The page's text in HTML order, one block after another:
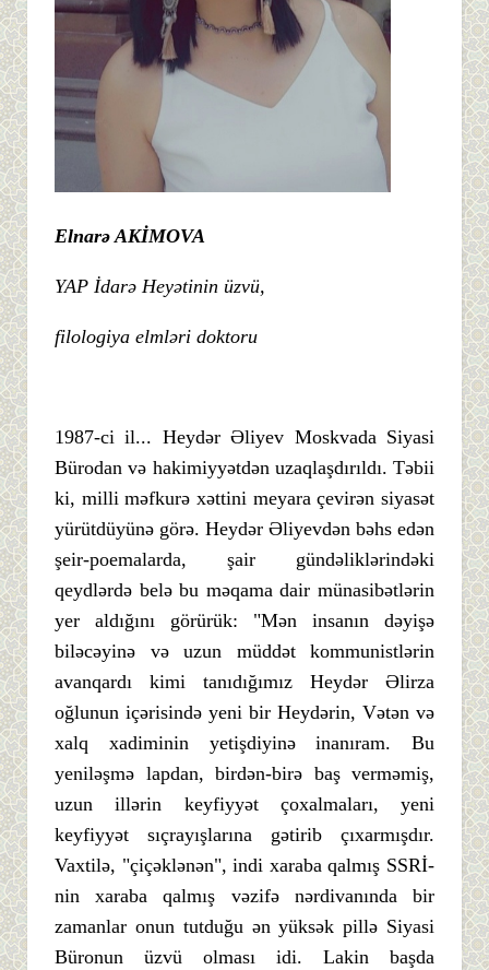
Elnarə AKİMOVA
YAP İdarə Heyətinin üzvü,
filologiya elmləri doktoru
1987-ci il... Heydər Əliyev Moskvada Siyasi
Bürodan və hakimiyyətdən uzaqlaşdırıldı. Təbii
ki, milli məfkurə xəttini meyara çevirən siyasət
yürütdüyünə görə. Heydər Əliyevdən bəhs edən
şeir-poemalarda, şair gündəliklərindəki
qeydlərdə belə bu məqama dair münasibətlərin
yer aldığını görürük: "Mən insanın dəyişə
biləcəyinə və uzun müddət kommunistlərin
avanqardı kimi tanıdığımız Heydər Əlirza
oğlunun içərisində yeni bir Heydərin, Vətən və
xalq xadiminin yetişdiyinə inanıram. Bu
yeniləşmə lapdan, birdən-birə baş verməmiş,
uzun illərin keyfiyyət çoxalmaları, yeni
keyfiyyət sıçrayışlarına gətirib çıxarmışdır.
Vaxtilə, "çiçəklənən", indi xaraba qalmış SSRİ-
nin xaraba qalmış vəzifə nərdivanında bir
zamanlar onun tutduğu ən yüksək pillə Siyasi
Büronun üzvü olması idi. Lakin başda